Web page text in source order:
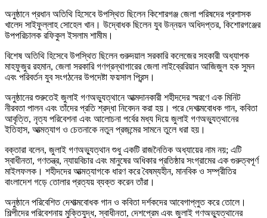
অনুষ্ঠানে প্রধান অতিথি হিসেবে উপস্থিত ছিলেন কিশোরগঞ্জ জেলা পরিষদের প্রশাসক
খালেদ সাইফুল্লাহ সোহেল খান। উদ্বোধক ছিলেন যুব উন্নয়ন অধিদপ্তর, কিশোরগঞ্জের
উপপরিচালক রফিকুল ইসলাম শামীম।
বিশেষ অতিথি হিসেবে উপস্থিত ছিলেন গুরুদয়াল সরকারি কলেজের সহকারী অধ্যাপক
মাহফুজুর রহমান, জেলা সরকারি গণগ্রন্থাগারের জেলা লাইব্রেরিয়ান আজিজুল হক সুমন
এবং পরিবর্তন যুব সংগঠনের উপদেষ্টা ফয়সাল প্রিন্স।
অনুষ্ঠানের শুরুতেই জুলাই গণঅভ্যুত্থানে আত্মদানকারী শহীদদের স্মরণে এক মিনিট
নীরবতা পালন এবং তাঁদের প্রতি শ্রদ্ধা নিবেদন করা হয়। পরে দেশাত্মবোধক গান, কবিতা
আবৃত্তি, নৃত্য পরিবেশনা এবং আলোচনা পর্বের মধ্য দিয়ে জুলাই গণঅভ্যুত্থানের
ইতিহাস, আত্মত্যাগ ও চেতনাকে নতুন প্রজন্মের সামনে তুলে ধরা হয়।
বক্তারা বলেন, জুলাই গণঅভ্যুত্থান শুধু একটি রাজনৈতিক অধ্যায়ের নাম নয়; এটি
স্বাধীনতা, গণতন্ত্র, ন্যায়বিচার এবং মানুষের অধিকার প্রতিষ্ঠার সংগ্রামের এক গুরুত্বপূর্ণ
মাইলফলক। শহীদদের আত্মত্যাগকে ধারণ করে বৈষম্যহীন, মানবিক ও সম্প্রীতির
বাংলাদেশ গড়ে তোলার প্রত্যয় ব্যক্ত করেন তাঁরা।
অনুষ্ঠানে পরিবেশিত দেশাত্মবোধক গান ও কবিতা দর্শকদের আবেগাপ্লুত করে তোলে।
শিল্পীদের পরিবেশনায় মুক্তিযুদ্ধ, স্বাধীনতা, দেশপ্রেম এবং জুলাই গণঅভ্যুত্থানের